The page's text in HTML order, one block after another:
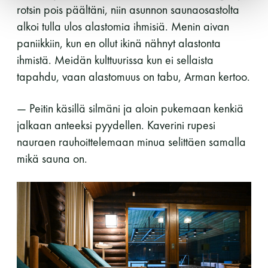
rotsin pois päältäni, niin asunnon saunaosastolta
alkoi tulla ulos alastomia ihmisiä. Menin aivan
paniikkiin, kun en ollut ikinä nähnyt alastonta
ihmistä. Meidän kulttuurissa kun ei sellaista
tapahdu, vaan alastomuus on tabu, Arman kertoo.
— Peitin käsillä silmäni ja aloin pukemaan kenkiä
jalkaan anteeksi pyydellen. Kaverini rupesi
nauraen rauhoittelemaan minua selittäen samalla
mikä sauna on.